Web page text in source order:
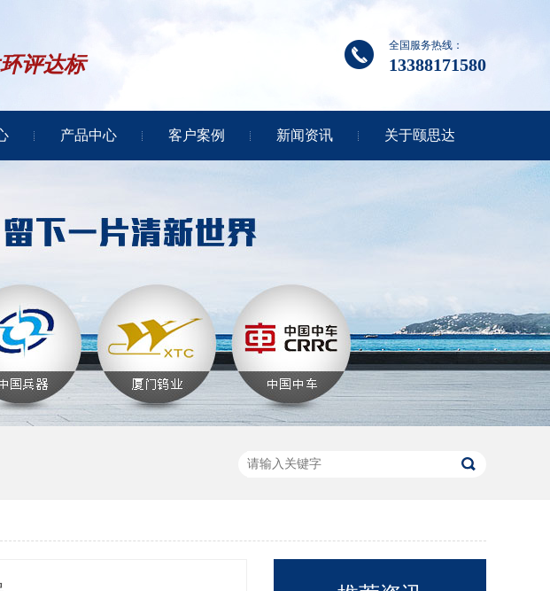
评达标
全国服务热线：
13388171580
产品中心 客户案例 新闻资讯 关于颐思达